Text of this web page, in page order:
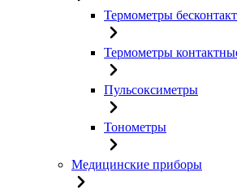
Термометры
Термометры
Пульсоксиметры
Тонометры
Медицинские приборы